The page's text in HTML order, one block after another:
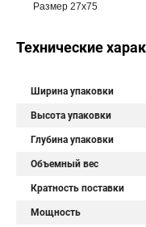
Размер 27x75
Технические
Ширина упаковки
Высота упаковки
Глубина упаковки
Объемный вес
Кратность поставки
Мощность